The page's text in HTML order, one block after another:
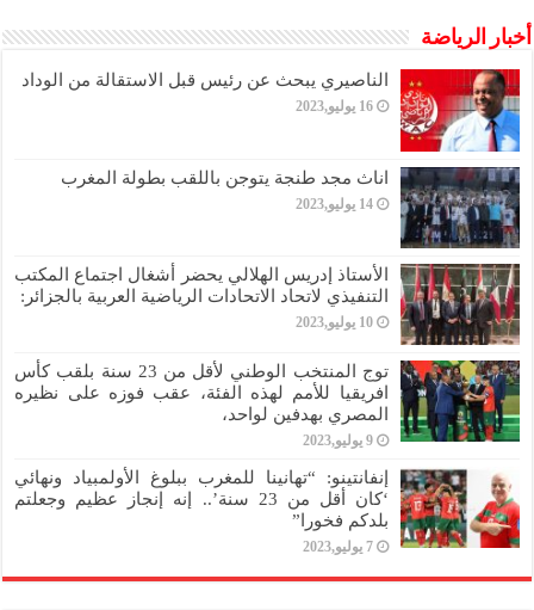
أخبار الرياضة
الناصيري يبحث عن رئيس قبل الاستقالة من الوداد
16 يوليو,2023
اناث مجد طنجة يتوجن باللقب بطولة المغرب
14 يوليو,2023
الأستاذ إدريس الهلالي يحضر أشغال اجتماع المكتب
التنفيذي لاتحاد الاتحادات الرياضية العربية بالجزائر:
10 يوليو,2023
توج المنتخب الوطني لأقل من 23 سنة بلقب كأس
افريقيا للأمم لهذه الفئة، عقب فوزه على نظيره
المصري بهدفين لواحد،
9 يوليو,2023
إنفانتينو: “تهانينا للمغرب ببلوغ الأولمبياد ونهائي
‘كان أقل من 23 سنة’.. إنه إنجاز عظيم وجعلتم
بلدكم فخورا”
7 يوليو,2023